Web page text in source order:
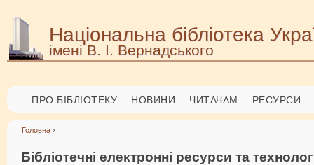
Національна бібліотека
імені В. І. Вернадського
ПРО БІБЛІОТЕКУ НОВИНИ ЧИТАЧАМ РЕСУРСИ
Головна ›
Бібліотечні електронні ресурси та